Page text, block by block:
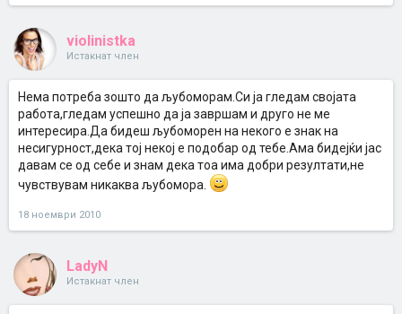
violinistka
Истакнат член
Нема потреба зошто да љубоморам.Си ја гледам својата
работа,гледам успешно да ја завршам и друго не ме
интересира.Да бидеш љубоморен на некого е знак на
несигурност,дека тој некој е подобар од тебе.Ама бидејќи јас
давам се од себе и знам дека тоа има добри резултати,не
чувствувам никаква љубомора.
18 ноември 2010
LadyN
Истакнат член